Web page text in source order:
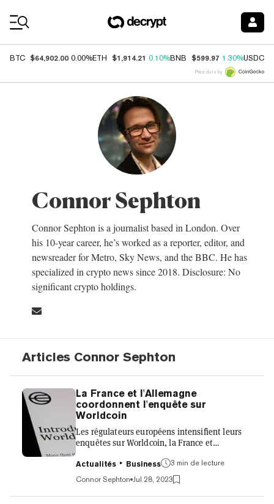
BTC $64,902.00 0.00%ETH $1,914.21 0.10%BNB $599.97 1.30%USDC
Price data by
Connor Sephton
Connor Sephton is a journalist based in London. Over
his 10-year career, he’s worked as a reporter, editor, and
newsreader for Metro, Sky News, and the BBC. He has
specialized in crypto news since 2018. Disclosure: No
significant crypto holdings.
Articles Connor Sephton
La France et l'Allemagne
coordonnent l'enquête sur
Worldcoin
Les régulateurs européens intensifient leurs
enquêtes sur Worldcoin, la France et
enquêter sur le projet controversé de crypto-
monnaie. Co-fondé par Sam Altman d'OpenAI,
Worldcoin s'est lancé dans une ambitieuse
campagne visant à scanner les iris de millions
Actualités Business
3 min de lecture
Connor Sephton Jul 28, 2023